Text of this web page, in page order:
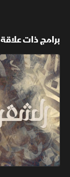
برامج ذات علاقة
الشقر